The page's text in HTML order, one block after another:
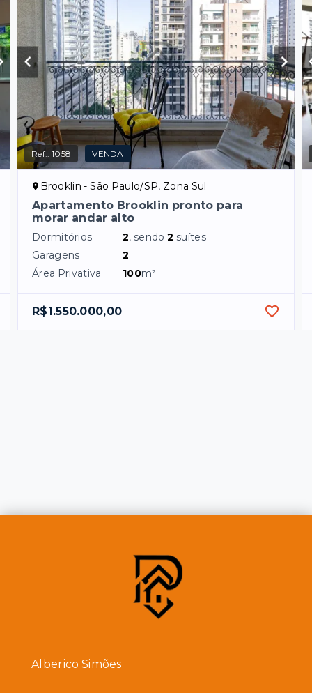
Ref.:1058 VENDA
Brooklin - São Paulo/SP, Zona Sul
Apartamento Brooklin pronto para
morar andar alto
Dormitórios 2, sendo2 suítes
Garagens
2
Área Privativa
100m²
R$1.550.000,00
Alberico Simões